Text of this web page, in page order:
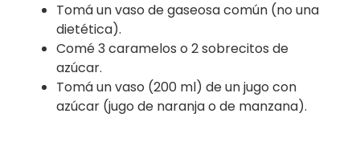
Tomá un vaso de gaseosa común (no una
dietética).
Comé 3 caramelos o 2 sobrecitos de
azúcar.
Tomá un vaso (200 ml) de un jugo con
azúcar (jugo de naranja o de manzana).